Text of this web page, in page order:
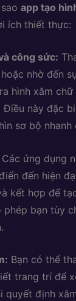
app tạo
ích thiết thực:
công sức:
nhờ đến
hình xăm
này đặc
sơ bộ nhanh
Các ứng dụng
đến hiện
kết hợp để
bạn tùy
Bạn có thể
trang trí để
định